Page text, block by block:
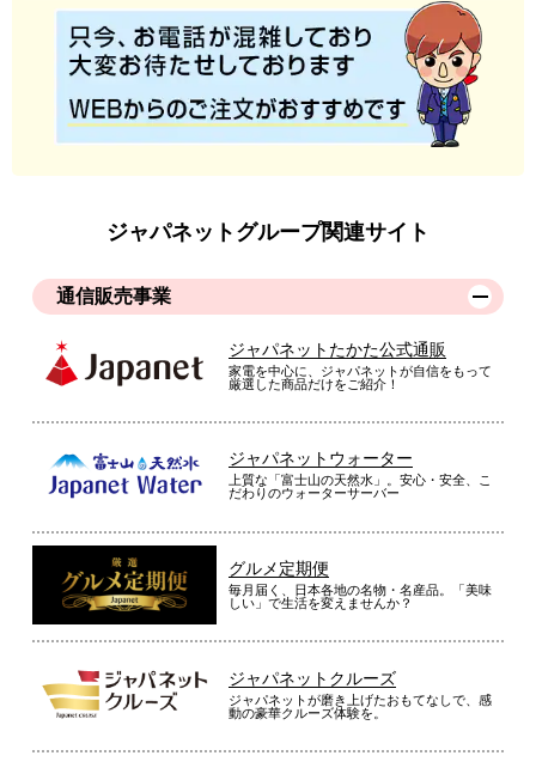
ジャパネットグループ関連サイト
通信販売事業
ジャパネットたかた公式通販
家電を中心に、ジャパネットが自信をもって
厳選した商品だけをご紹介！
ジャパネットウォーター
上質な「富士山の天然水」。安心・安全、こ
だわりのウォーターサーバー
グルメ定期便
毎月届く、日本各地の名物・名産品。「美味
しい」で生活を変えませんか？
ジャパネットクルーズ
ジャパネットが磨き上げたおもてなしで、感
動の豪華クルーズ体験を。